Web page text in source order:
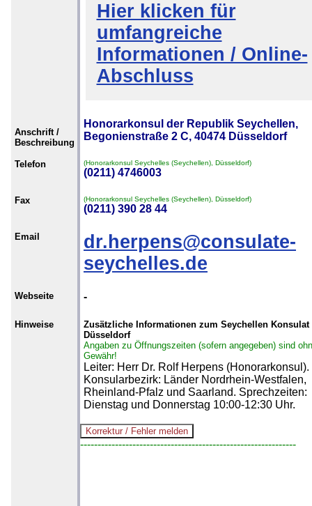
Hier klicken für
umfangreiche
Informationen / Online-
Abschluss
Anschrift /
Beschreibung
Honorarkonsul der Republik Seychellen,
Begonienstraße 2 C, 40474 Düsseldorf
Telefon (Honorarkonsul Seychelles (Seychellen), Düsseldorf)
(0211) 4746003
Fax (Honorarkonsul Seychelles (Seychellen), Düsseldorf)
(0211) 390 28 44
Email
dr.herpens@consulate-
seychelles.de
Webseite -
Hinweise
Zusätzliche Informationen zum Seychellen Konsulat
Düsseldorf
Angaben zu Öffnungszeiten (sofern angegeben) sind
Gewähr!
Leiter: Herr Dr. Rolf Herpens (Honorarkonsul).
Konsularbezirk: Länder Nordrhein-Westfalen,
Rheinland-Pfalz und Saarland. Sprechzeiten:
Dienstag und Donnerstag 10:00-12:30 Uhr.
--------------------------------------------------------------